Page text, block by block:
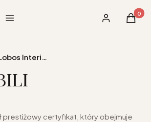
Menu Zaloguj sięKoszyk
Interiors
prestiżowy certyfikat, który obejmuje